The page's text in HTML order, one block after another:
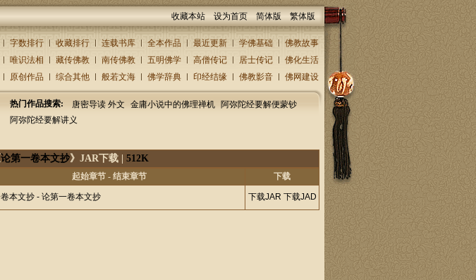
收藏本站 设为首页 简体版 繁体版
字数排行 收藏排行 连载书库 全本作品 最近更新 学佛基础
佛教故事
唯识法相 藏传佛教 南传佛教 五明佛学 高僧传记 居士传记
佛化生活
原创作品 综合其他 般若文海 佛学辞典 印经结缘 佛教影音 佛网建设
热门作品搜索: 唐密导读 外文 金庸小说中的佛理禅机
阿弥陀经要解便蒙钞
阿弥陀经要解讲义
论第一卷本文抄》JAR下载 | 512K
起始章节 - 结束章节 下载
本文抄 - 论第一卷本文抄 下载JAR 下载JAD